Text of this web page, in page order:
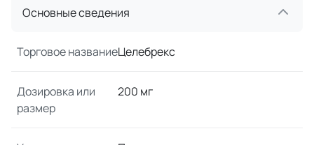
Основные сведения
Торговое названиеЦелебрекс
Дозировка или
размер
200 мг